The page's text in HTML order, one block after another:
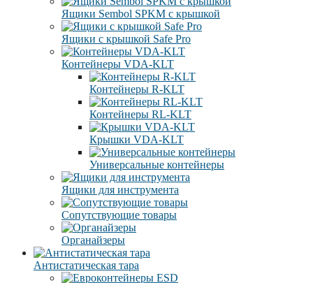
Ящики Sembol SPKM с крышкой
Ящики с крышкой Safe Pro
Контейнеры VDA-KLT
Контейнеры R-KLT
Контейнеры RL-KLT
Крышки VDA-KLT
Универсальные контейнеры
Ящики для инструмента
Сопутствующие товары
Органайзеры
Антистатическая тара